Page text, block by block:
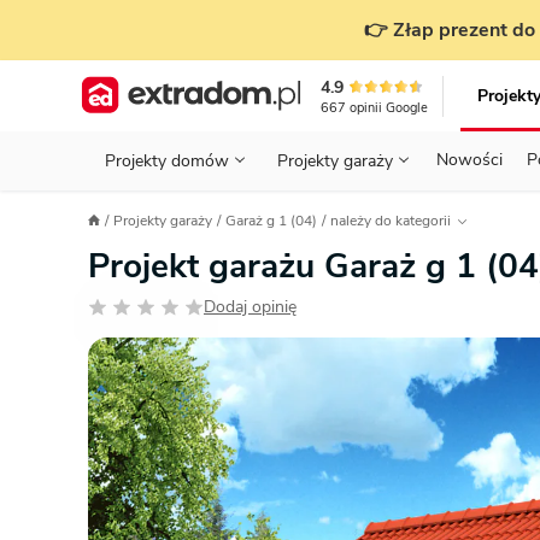
👉 Złap prezent
4.9
667 opinii Google
Projekty domów Projekty garaży Nowości
Projekty domów Projekty garaży
Parterowe Piętrowe do 70 m²
KONDYGNACJE
POWIERZCHNIA
GARAŻ
DACH
KONSTRUKCJA
STYL
ZABUDOWA
STANOWISKA
TYP
Zobacz wszystkie kategorie
PRZED BUDOWĄ - ETAP 1
Działka
WYBIERAM PROJEKT - ETAP 2
BUDUJĘ DOM - ETAP 3
URZĄDZAM DOM - ETAP 4
PRZEPISY I FORMALNOŚCI
FINANSE I KOSZTY
OZE
Projekty garaży Garaż g 1 (04) należy do kategorii
Projekt garażu Garaż g 1
Dodaj opinię